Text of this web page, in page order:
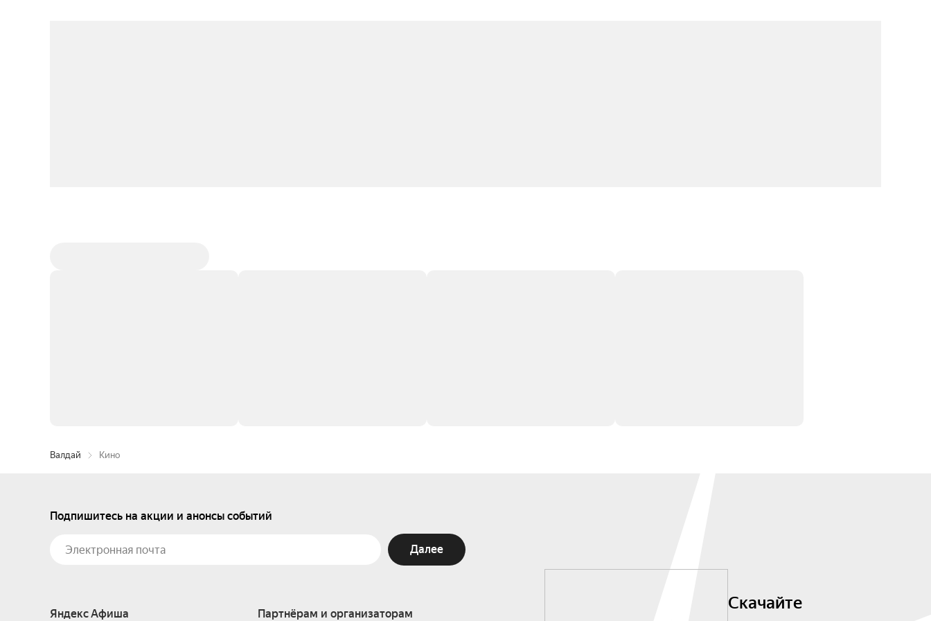
Валдай Кино
Подпишитесь на акции и анонсы событий
Далее
Яндекс Афиша Партнёрам и организаторам
Скачайте